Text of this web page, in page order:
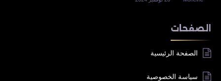
الصفحات
الصفحة الرئيسية
سياسة الخصوصية